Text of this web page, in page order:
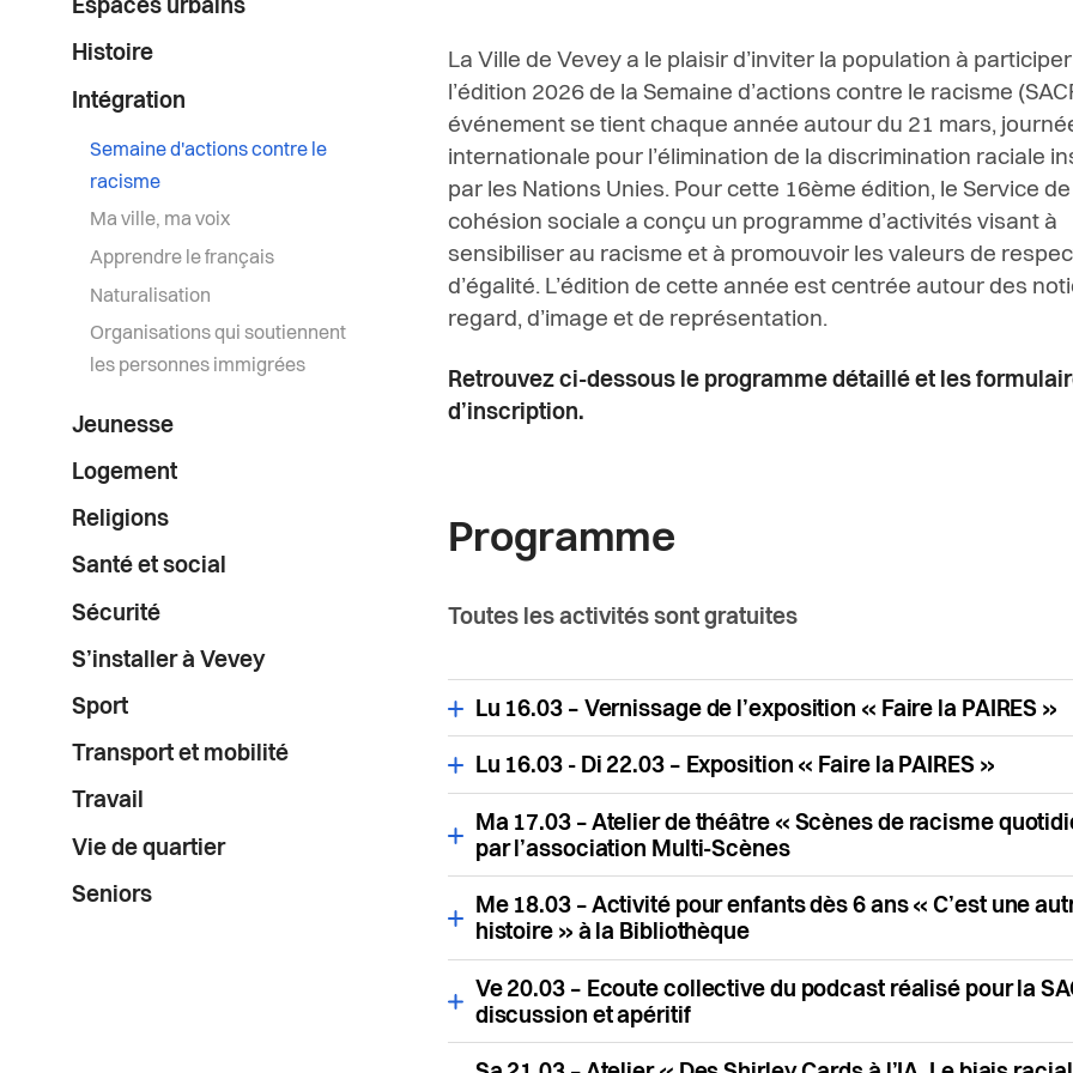
La Ville de Vevey a le plaisir d’inviter la population à
l’édition 2026 de la Semaine d’actions contre le racisme
événement se tient chaque année autour du 21 mars,
internationale pour l’élimination de la discrimination raciale
par les Nations Unies. Pour cette 16ème édition, le Service de
cohésion sociale a conçu un programme d’activités visant à
sensibiliser au racisme et à promouvoir les valeurs de
d’égalité. L’édition de cette année est centrée autour des
regard, d’image et de représentation.
Retrouvez ci-dessous le programme détaillé et les
d’inscription.
Programme
Toutes les activités sont gratuites
Lu 16.03 – Vernissage de l’exposition « Faire la PAIRES »
Lu 16.03 - Di 22.03 – Exposition « Faire la PAIRES »
Ma 17.03 – Atelier de théâtre « Scènes de racisme
par l’association Multi-Scènes
Me 18.03 – Activité pour enfants dès 6 ans « C’est une
histoire » à la Bibliothèque
Ve 20.03 – Ecoute collective du podcast réalisé pour la
discussion et apéritif
Espaces urbains
Histoire
Intégration
Semaine d'actions contre le
racisme
Ma ville, ma voix
Apprendre le français
Naturalisation
Organisations qui soutiennent
les personnes immigrées
Jeunesse
Logement
Religions
Santé et social
Sécurité
S’installer à Vevey
Sport
Transport et mobilité
Travail
Vie de quartier
Seniors